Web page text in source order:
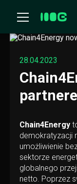
28.04.2023
Chain4Energy
demokratyzacji
umożliwienie
sektorze
globalnego
netto. Poprzez